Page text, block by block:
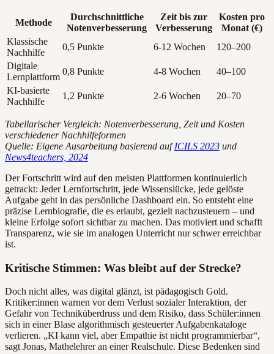
Methode
Durchschnittliche
Notenverbesserung
Zeit bis zur
Verbesserung
Kosten pro
Monat (€)
Klassische
Nachhilfe
0,5 Punkte 6-12 Wochen
120–200
Digitale
Lernplattform
0,8 Punkte 4-8 Wochen
40–100
KI-basierte
Nachhilfe
1,2 Punkte 2-6 Wochen 20–70
Tabellarischer Vergleich: Notenverbesserung, Zeit und Kosten
verschiedener Nachhilfeformen
Quelle: Eigene Ausarbeitung basierend aufICILS 2023 und
News4teachers, 2024
Der Fortschritt wird auf den meisten Plattformen kontinuierlich
getrackt: Jeder Lernfortschritt, jede Wissenslücke, jede gelöste
Aufgabe geht in das persönliche Dashboard ein. So entsteht eine
präzise Lernbiografie, die es erlaubt, gezielt nachzusteuern – und
kleine Erfolge sofort sichtbar zu machen. Das motiviert und schafft
Transparenz, wie sie im analogen Unterricht nur schwer erreichbar
ist.
Kritische Stimmen: Was bleibt auf der Strecke?
Doch nicht alles, was digital glänzt, ist pädagogisch Gold.
Kritiker:innen warnen vor dem Verlust sozialer Interaktion, der
Gefahr von Techniküberdruss und dem Risiko, dass Schüler:innen
sich in einer Blase algorithmisch gesteuerter Aufgabenkataloge
verlieren. „KI kann viel, aber Empathie ist nicht programmierbar“,
sagt Jonas, Mathelehrer an einer Realschule. Diese Bedenken sind